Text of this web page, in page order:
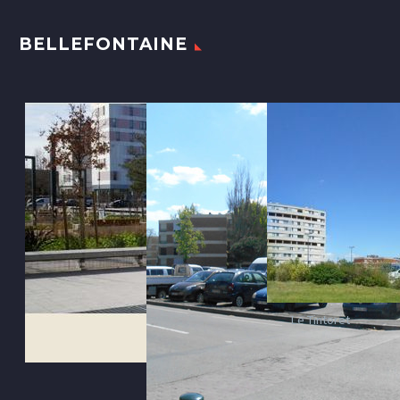
BELLEFONTAINE
Le Tintoret